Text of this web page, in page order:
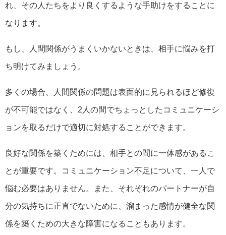
れ、その人たちをより良くするような手助けをすることに
なります。
もし、人間関係がうまくいかないときは、相手に悩みを打
ち明けてみましょう。
多くの場合、人間関係の問題は表面的に見られるほど修復
が不可能ではなく、2人の間でちょっとしたコミュニケーシ
ョンを取るだけで適切に対処することができます。
良好な関係を築くためには、相手との間に一体感があるこ
とが重要です。コミュニケーション不足について、一人で
悩む必要はありません。また、それぞれのパートナーが自
分の気持ちに正直でないために、溜まった感情が健全な関
係を築くための大きな障害になることもあります。